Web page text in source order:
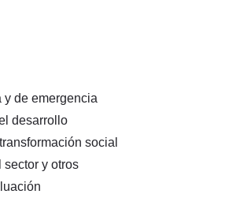
de emergencia
desarrollo
social
sector y otros
PAÍS ES EL SALVADOR.
314 PROYECTOS
Entidad
financiadora
Entidad